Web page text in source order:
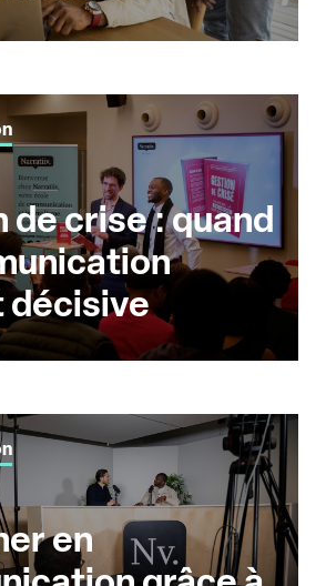
de crise : quand
décisive
en